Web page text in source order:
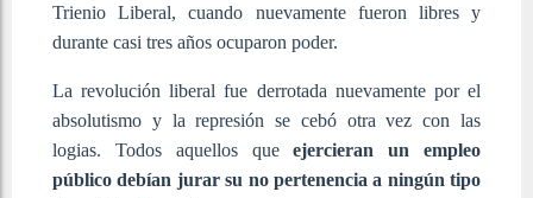
Trienio Liberal, cuando nuevamente fueron libres y
durante casi tres años ocuparon poder.
La revolución liberal fue derrotada nuevamente por el
absolutismo y la represión se cebó otra vez con las
logias. Todos aquellos queejercieran un empleo
público debían jurar su no pertenencia a ningún tipo